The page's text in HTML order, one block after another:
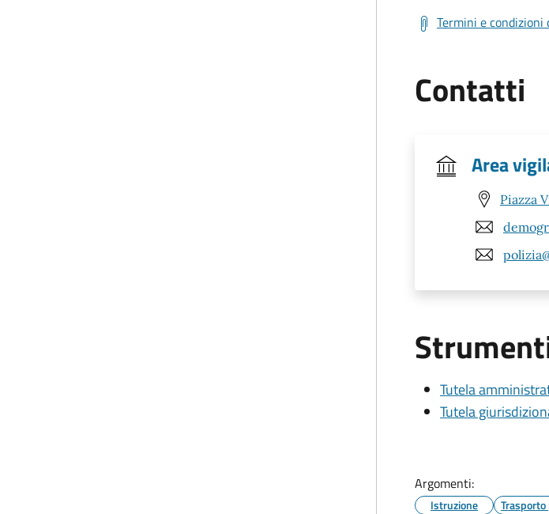
Termini e condizioni
Contatti
Area
Piazza
Tutela
Tutela
Argomenti:
Istruzione